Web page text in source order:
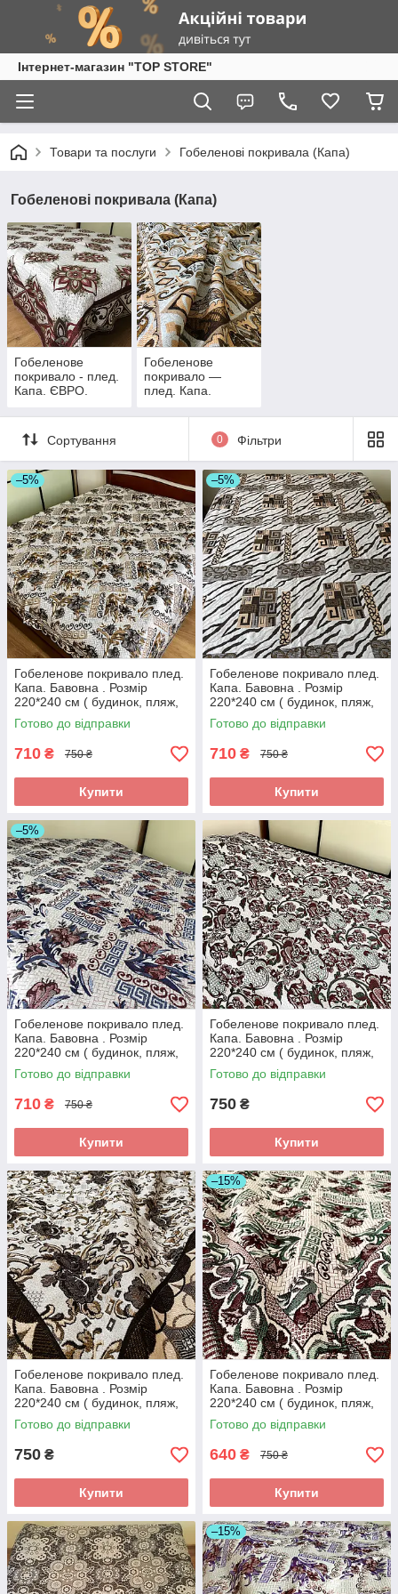
Інтернет-магазин "TOP STORE"
Товари та послуги Гобеленові покривала (Капа)
Гобеленові покривала (Капа)
Гобеленове
покривало - плед.
Капа. ЄВРО.
Гобеленове
покривало —
плед. Капа.
— 150х200 см.
Сортування
0 Фільтри
–5%
Гобеленове покривало плед.
Капа. Бавовна . Розмір
220*240 см ( будинок, пляж,
пікнік)
Готово до відправки
710 ₴ 750 ₴
Купити
–5%
Гобеленове покривало плед.
Капа. Бавовна . Розмір
220*240 см ( будинок, пляж,
пікнік)
Готово до відправки
710 ₴ 750 ₴
Купити
–5%
Гобеленове покривало плед.
Капа. Бавовна . Розмір
220*240 см ( будинок, пляж,
пікнік)
Готово до відправки
710 ₴ 750 ₴
Купити
Гобеленове покривало плед.
Капа. Бавовна . Розмір
220*240 см ( будинок, пляж,
пікнік)
Готово до відправки
750 ₴
Купити
Гобеленове покривало плед.
Капа. Бавовна . Розмір
220*240 см ( будинок, пляж,
пікнік)
Готово до відправки
750 ₴
Купити
–15%
Гобеленове покривало плед.
Капа. Бавовна . Розмір
220*240 см ( будинок, пляж,
пікнік)
Готово до відправки
640 ₴ 750 ₴
Купити
–15%